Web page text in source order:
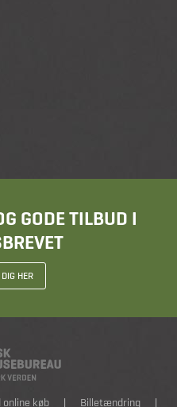
GODE TILBUD I
HER
online køb | Billetændring |